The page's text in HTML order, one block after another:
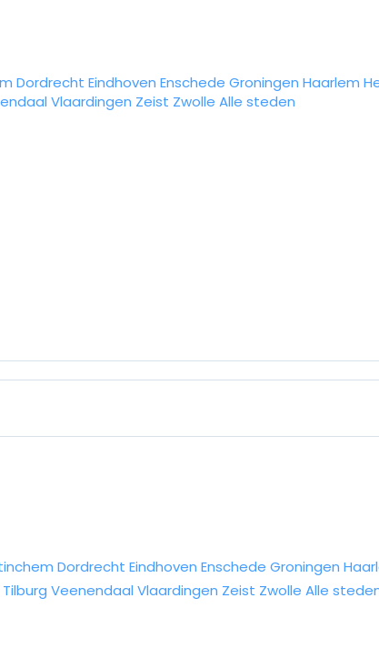
Dordrecht Eindhoven Enschede Groningen Haarlem
Vlaardingen Zeist Zwolle Alle steden
Dordrecht Eindhoven Enschede Groningen
Tilburg Veenendaal Vlaardingen Zeist Zwolle Alle